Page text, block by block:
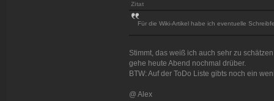
Zitat
Für die Wiki-Artikel habe ich eventuelle
Stimmt, das weiß ich auch sehr zu
gehe heute Abend nochmal drüber.
BTW: Auf der ToDo Liste gibts noch ein
@ Alex